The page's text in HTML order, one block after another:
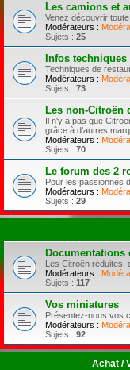
Les camions et
Venez découvrir
Modérateurs :
Sujets : 25
Infos
Techniques de
Modérateurs :
Sujets : 73
Les non-Citroën
Il n'y a pas que
grâce à d'autres
Modérateurs :
Sujets : 70
Le forum des 2
Pour les passionnés
Modérateurs :
Sujets : 29
Les Citroën réduites,
Modérateurs :
Sujets : 117
Vos miniatures
Présentez-nous vos
Modérateurs :
Sujets : 92
Achat /